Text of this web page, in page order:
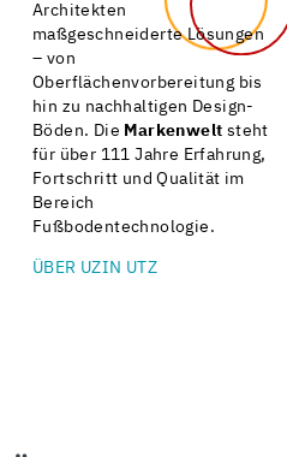
Architekten
maßgeschneiderte Lösungen
– von
Oberflächenvorbereitung bis
hin zu nachhaltigen Design-
Böden. Die Markenwelt steht
für über 111 Jahre Erfahrung,
Fortschritt und Qualität im
Bereich
Fußbodentechnologie.
ÜBER UZIN UTZ